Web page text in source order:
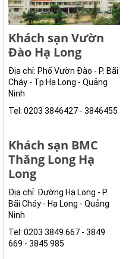
Khách sạn Vườn
Đào Hạ Long
Địa chỉ: Phố Vườn Đào - P. Bãi
Cháy - Tp Hạ Long - Quảng
Ninh
Tel: 0203 3846427 - 3846455
Khách sạn BMC
Thăng Long Hạ
Long
Địa chỉ: Đường Hạ Long - P.
Bãi Cháy - Hạ Long - Quảng
Ninh
Tel: 0203 3849 667 - 3849
669 - 3845 985